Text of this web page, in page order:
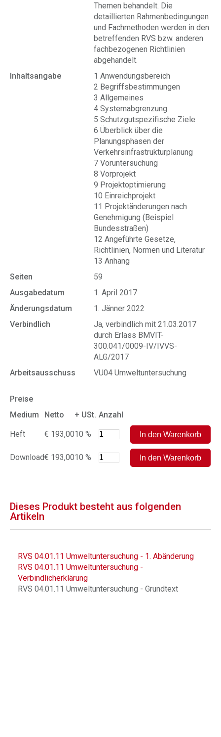
Themen behandelt. Die
detaillierten Rahmenbedingungen
und Fachmethoden werden in den
betreffenden RVS bzw. anderen
fachbezogenen Richtlinien
abgehandelt.
Inhaltsangabe
1 Anwendungsbereich
2 Begriffsbestimmungen
3 Allgemeines
4 Systemabgrenzung
5 Schutzgutspezifische Ziele
6 Überblick über die
Planungsphasen der
Verkehrsinfrastrukturplanung
7 Voruntersuchung
8 Vorprojekt
9 Projektoptimierung
10 Einreichprojekt
11 Projektänderungen nach
Genehmigung (Beispiel
Bundesstraßen)
12 Angeführte Gesetze,
Richtlinien, Normen und Literatur
13 Anhang
Seiten
59
Ausgabedatum
1. April 2017
Änderungsdatum
1. Jänner 2022
Verbindlich
Ja, verbindlich mit 21.03.2017
durch Erlass BMVIT-
300.041/0009-IV/IVVS-
ALG/2017
Arbeitsausschuss
VU04 Umweltuntersuchung
Preise
Medium
Netto + USt. Anzahl
Heft € 193,0010 %
Download€ 193,0010 %
Dieses Produkt besteht aus folgenden
Artikeln
RVS 04.01.11 Umweltuntersuchung - 1. Abänderung
RVS 04.01.11 Umweltuntersuchung -
Verbindlicherklärung
RVS 04.01.11 Umweltuntersuchung - Grundtext